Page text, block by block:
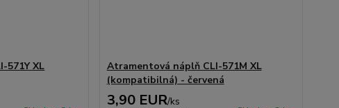
571Y XL
Atramentová náplň CLI-571M XL
(kompatibilná) - červená
3,90 EUR/ks